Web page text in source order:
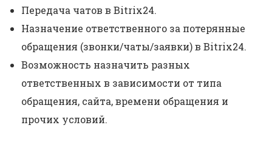
Передача чатов в Bitrix24.
Назначение ответственного за потерянные
обращения (звонки/чаты/заявки) в Bitrix24.
Возможность назначить разных
ответственных в зависимости от типа
обращения, сайта, времени обращения и
прочих условий.